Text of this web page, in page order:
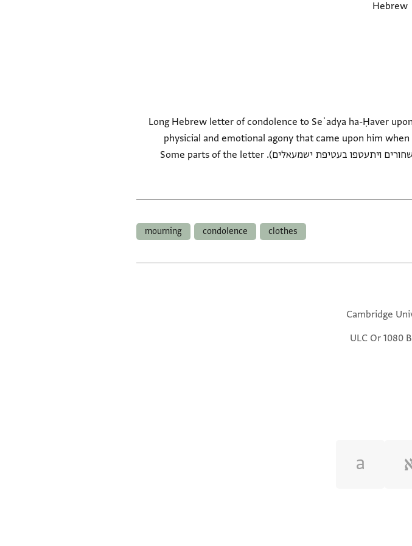
Hebrew
Long Hebrew letter of condolence to Seʿadya ha-Ḥaver
physicial and emotional agony that came upon him
and donned black "and the garb of the Ishmaelites" (ולבשו הכל שחורים ויתעטפו בעטיפת ישמעאלים). Some parts of the letter
clothes
condolence
mourning
Cambridge
ULC Or 1080